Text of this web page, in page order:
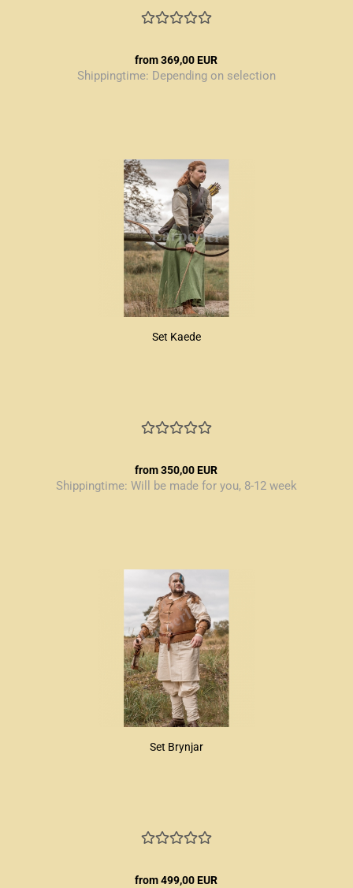
from 369,00 EUR
Shippingtime: Depending on selection
Set Kaede
from 350,00 EUR
Shippingtime: Will be made for you, 8-12 week
Set Brynjar
from 499,00 EUR